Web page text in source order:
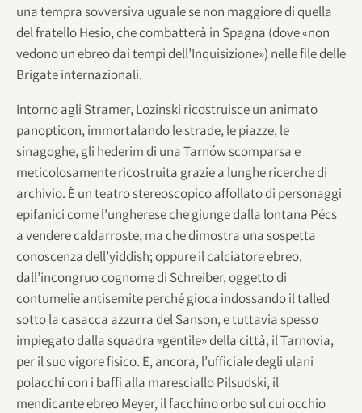
una tempra sovversiva uguale se non maggiore di quella
del fratello Hesio, che combatterà in Spagna (dove «non
vedono un ebreo dai tempi dell’Inquisizione») nelle file delle
Brigate internazionali.
Intorno agli Stramer, Lozinski ricostruisce un animato
panopticon, immortalando le strade, le piazze, le
sinagoghe, gli hederim di una Tarnów scomparsa e
meticolosamente ricostruita grazie a lunghe ricerche di
archivio. È un teatro stereoscopico affollato di personaggi
epifanici come l’ungherese che giunge dalla lontana Pécs
a vendere caldarroste, ma che dimostra una sospetta
conoscenza dell’yiddish; oppure il calciatore ebreo,
dall’incongruo cognome di Schreiber, oggetto di
contumelie antisemite perché gioca indossando il talled
sotto la casacca azzurra del Sanson, e tuttavia spesso
impiegato dalla squadra «gentile» della città, il Tarnovia,
per il suo vigore fisico. E, ancora, l’ufficiale degli ulani
polacchi con i baffi alla maresciallo Pilsudski, il
mendicante ebreo Meyer, il facchino orbo sul cui occhio